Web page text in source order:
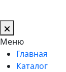
Меню
Главная
Каталог